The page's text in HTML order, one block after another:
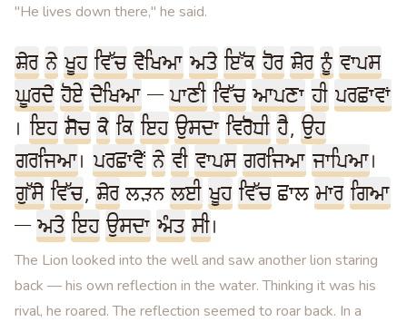
"He lives down there," he said.
ਸ਼ੇਰ ਨੇ ਖੂਹ ਵਿੱਚ ਵੇਖਿਆ ਅਤੇ ਇੱਕ ਹੋਰ ਸ਼ੇਰ ਨੂੰ ਵਾਪਸ
ਘੂਰਦੇ ਹੋਏ ਦੇਖਿਆ — ਪਾਣੀ ਵਿੱਚ ਆਪਣਾ ਹੀ ਪਰਛਾਵਾਂ
। ਇਹ ਸੋਚ ਕੇ ਕਿ ਇਹ ਉਸਦਾ ਵਿਰੋਧੀ ਹੈ, ਉਹ
ਗਰਜਿਆ। ਪਰਛਾਵੇਂ ਨੇ ਵੀ ਵਾਪਸ ਗਰਜਿਆ ਜਾਪਿਆ।
ਗੁੱਸੇ ਵਿੱਚ, ਸ਼ੇਰ ਲੜਨ ਲਈ ਖੂਹ ਵਿੱਚ ਛਾਲ ਮਾਰ ਗਿਆ
— ਅਤੇ ਇਹ ਉਸਦਾ ਅੰਤ ਸੀ।
The Lion looked into the well and saw another lion staring
back — his own reflection in the water. Thinking it was his
rival, he roared. The reflection seemed to roar back. In a